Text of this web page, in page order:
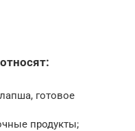
готовое
продукты;